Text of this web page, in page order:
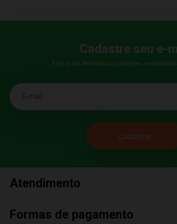
Cadastre seu e-
E fique por dentro das promoções e
E-mail
Atendimento
Formas de pagamento